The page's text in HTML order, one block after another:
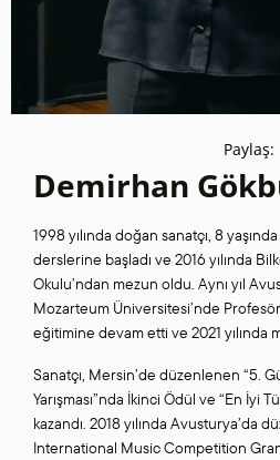
Paylaş:
Demirhan
1998 yılında doğan sanatçı, 8
derslerine başladı ve 2016 yılında
Okulu’ndan mezun oldu. Aynı yıl
Mozarteum Üniversitesi’nde
eğitimine devam etti ve 2021 yılında
Sanatçı, Mersin’de düzenlenen “5.
Yarışması”nda İkinci Ödül ve “En İyi
kazandı. 2018 yılında Avusturya’da
International Music Competition